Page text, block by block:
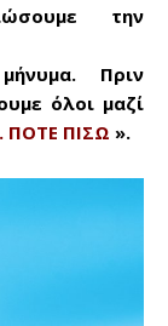
την
Πριν
όλοι μαζί
ΠΟΤΕ ΠΙΣΩ ».